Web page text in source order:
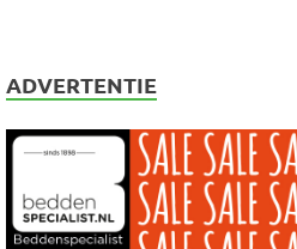
ADVERTENTIE